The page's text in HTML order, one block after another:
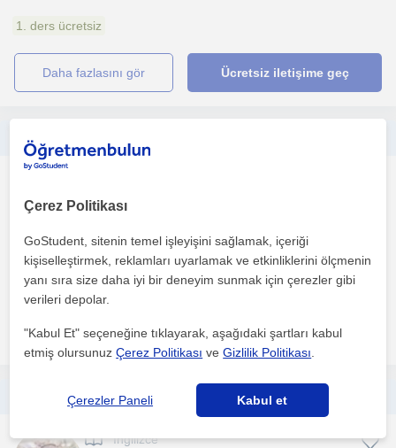
1. ders ücretsiz
daha fazlasını gör Ücretsiz iletişime geç
Karsiyaka İzmir
Bireysel ihtiyaçlara tamamen uyum sağlarım. Çocuklarda almanca
derslerimde ek olarak oyunlar ve şarkılar kullanırım...
daha fazlasını gör Ücretsiz iletişime geç
Ingilizce
Çerez Politikası
GoStudent, sitenin temel işleyişini sağlamak, içeriği
kişiselleştirmek, reklamları uyarlamak ve etkinliklerini ölçmenin
yanı sıra size daha iyi bir deneyim sunmak için çerezler gibi
verileri depolar.
"Kabul Et" seçeneğine tıklayarak, aşağıdaki şartları kabul
etmiş olursunuzÇerez Politikası veGizlilik Politikası
Çerezler Paneli Kabul et